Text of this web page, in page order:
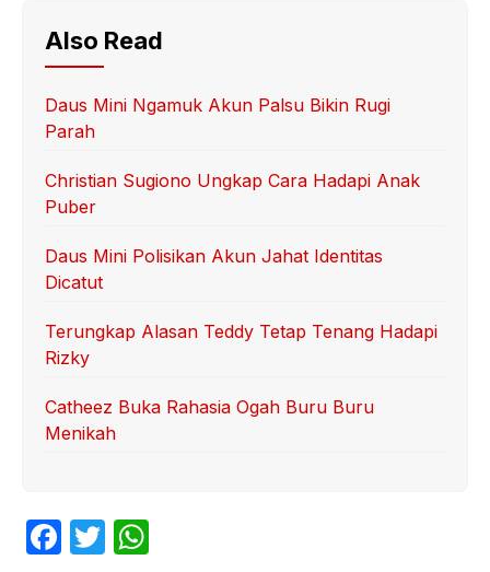
Also Read
Daus Mini Ngamuk Akun Palsu Bikin Rugi
Parah
Christian Sugiono Ungkap Cara Hadapi Anak
Puber
Daus Mini Polisikan Akun Jahat Identitas
Dicatut
Terungkap Alasan Teddy Tetap Tenang Hadapi
Rizky
Catheez Buka Rahasia Ogah Buru Buru
Menikah
F
T